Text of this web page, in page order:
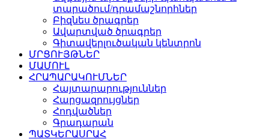
տարածում/դրամաշնորհներ
Բիզնես ծրագրեր
Ավարտված ծրագրեր
Գիտավերլուծական կենտրոն
ՄՐՑՈՒՅԹՆԵՐ
ՄԱՄՈՒԼ
ՀՐԱՊԱՐԱԿՈՒՄՆԵՐ
Հայտարարություններ
Հարցազրույցներ
Հոդվածներ
Գրադարան
ՊԱՏԿԵՐԱՍՐԱՀ